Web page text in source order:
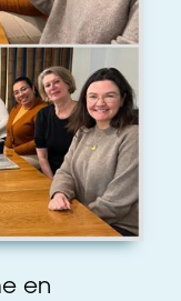
en